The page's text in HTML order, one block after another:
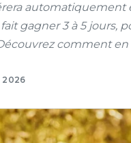
automatiquement
gagner 3 à 5 jours,
comment
2026